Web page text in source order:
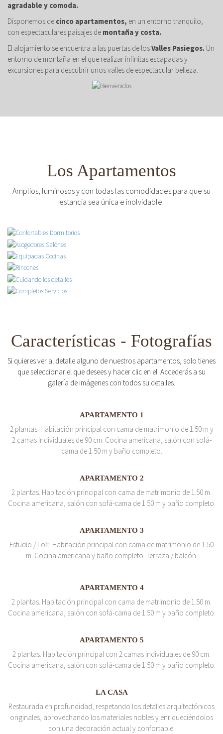
agradable y comoda.
Disponemos de cinco apartamentos, en un entorno tranquilo,
con espectaculares paisajes de montaña y costa.
El alojamiento se encuentra a las puertas de losValles Pasiegos. Un
entorno de montaña en el que realizar infinitas escapadas y
excursiones para descubrir unos valles de espectacular belleza.
Los Apartamentos
Amplios, luminosos y con todas las comodidades para que su
estancia sea única e inolvidable.
Características - Fotografías
Si quieres ver al detalle alguno de nuestros apartamentos, solo tienes
que seleccionar el que desees y hacer clic en el. Accederás a su
galería de imágenes con todos su detalles.
APARTAMENTO 1
2 plantas. Habitación principal con cama de matrimonio de 1.50 m y
2 camas individuales de 90 cm. Cocina americana, salón con sofá-
cama de 1.50 m y baño completo.
APARTAMENTO 2
2 plantas. Habitación principal con cama de matrimonio de 1.50 m.
Cocina americana, salón con sofá-cama de 1.50 m y baño completo.
APARTAMENTO 3
Estudio / Loft. Habitación principal con cama de matrimonio de 1.50
m. Cocina americana y baño completo. Terraza / balcón.
APARTAMENTO 4
2 plantas. Habitación principal con cama de matrimonio de 1.50 m.
Cocina americana, salón con sofá-cama de 1.50 m y baño completo.
APARTAMENTO 5
2 plantas. Habitación principal con 2 camas individuales de 90 cm.
Cocina americana, salón con sofá-cama de 1.50 m y baño completo.
LA CASA
Restaurada en profundidad, respetando los detalles arquitectónicos
originales, aprovechando los materiales nobles y enriqueciéndolos
con una decoración actual y confortable.